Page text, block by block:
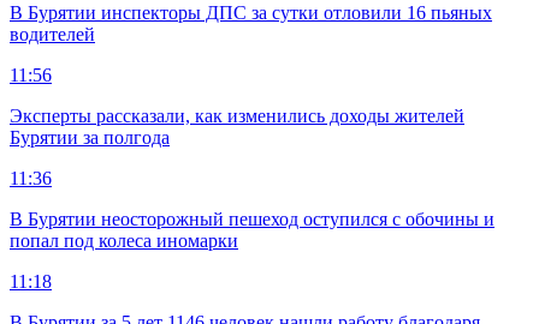
В Бурятии инспекторы ДПС за сутки отловили 16 пьяных
водителей
11:56
Эксперты рассказали, как изменились доходы жителей
Бурятии за полгода
11:36
В Бурятии неосторожный пешеход оступился с обочины и
попал под колеса иномарки
11:18